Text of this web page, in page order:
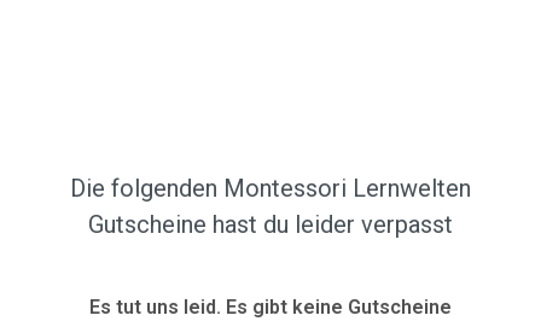
Die folgenden Montessori Lernwelten
Gutscheine hast du leider verpasst
Es tut uns leid. Es gibt keine Gutscheine